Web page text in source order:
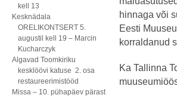
kell 13
Kesknädala
ORELIKONTSERT 5.
augustil kell 19 – Marcin
Kucharczyk
Algavad Toomkiriku
kesklöövi katuse 2. osa
restaureerimistööd
Missa – 10. pühapäev pärast
hinnaga või
Eesti
korraldanud
Ka Tallinna